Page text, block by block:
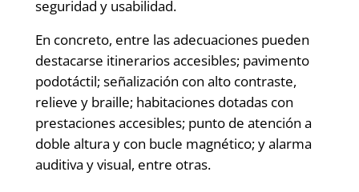
seguridad y usabilidad.
En concreto, entre las adecuaciones pueden
destacarse itinerarios accesibles; pavimento
podotáctil; señalización con alto contraste,
relieve y braille; habitaciones dotadas con
prestaciones accesibles; punto de atención a
doble altura y con bucle magnético; y alarma
auditiva y visual, entre otras.